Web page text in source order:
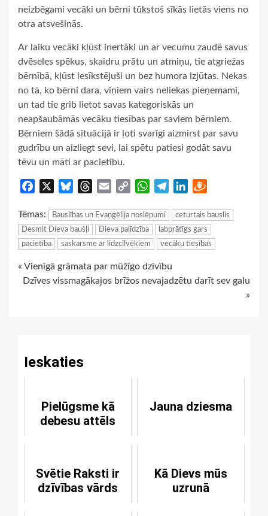
neizbēgami vecāki un bērni tūkstoš sīkās lietās viens no
otra atsvešinās.
Ar laiku vecāki kļūst inertāki un ar vecumu zaudē savus
dvēseles spēkus, skaidru prātu un atmiņu, tie atgriežas
bērnībā, kļūst iesīkstējuši un bez humora izjūtas. Nekas
no tā, ko bērni dara, viņiem vairs neliekas pieņemami,
un tad tie grib lietot savas kategoriskās un
neapšaubāmās vecāku tiesības par saviem bērniem.
Bērniem šādā situācijā ir ļoti svarīgi aizmirst par savu
gudrību un aizliegt sevi, lai spētu patiesi godāt savu
tēvu un māti ar pacietību.
Facebook BlueskyThreads
Email
Copy
WhatsApp
TelegramLinkedIn
Tēmas: Bauslības un Evaņģēlija noslēpumi
ceturtais bauslis
Desmit Dieva baušļi
Dieva palīdzība
labprātīgs gars
pacietība
saskarsme ar līdzcilvēkiem vecāku tiesības
Continue
« Vienīgā grāmata par mūžīgo dzīvību
Dzīves vissmagākajos brīžos nevajadzētu darīt sev galu
»
Ieskaties
Pielūgsme kā
debesu attēls
Jauna dziesma
Svētie Raksti ir
dzīvības vārds
Kā Dievs mūs
uzrunā